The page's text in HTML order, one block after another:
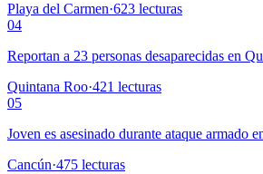
Playa del Carmen·623 lecturas
04
Reportan a 23 personas desaparecidas en
Quintana Roo·421 lecturas
05
Joven es asesinado durante ataque armado
Cancún·475 lecturas